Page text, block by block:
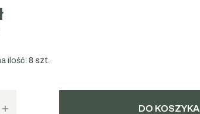
ilość: 8 szt.
DO KOSZYKA